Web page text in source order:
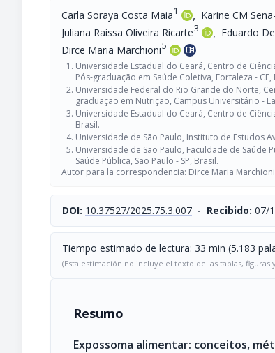
Carla Soraya Costa Maia1 , Karine CM
Juliana Raissa Oliveira Ricarte3 , Eduardo
Dirce Maria Marchioni5 menu_book
Universidade Estadual do Ceará, Centro de
Pós-graduação em Saúde Coletiva, Fortaleza - CE,
Universidade Federal do Rio Grande do Norte,
graduação em Nutrição, Campus Universitário -
Universidade Estadual do Ceará, Centro de
Brasil.
Universidade de São Paulo, Instituto de Estudos
Universidade de São Paulo, Faculdade de
Saúde Pública, São Paulo - SP, Brasil.
Autor para la correspondencia: Dirce Maria
DOI: 10.37527/2025.75.3.007 - Recibido: 07/
Tiempo estimado de lectura: 33 min (5.183
(Esta estimación no incluye el texto de las tablas, figuras
Resumo
Expossoma alimentar: conceitos,